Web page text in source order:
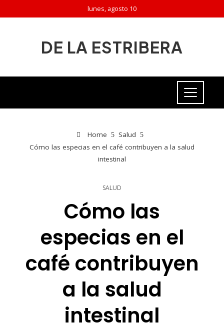
lunes, agosto 10
DE LA ESTRIBERA
Home
Salud
Cómo las especias en el café contribuyen a la salud
intestinal
SALUD
Cómo las
especias en el
café contribuyen
a la salud
intestinal